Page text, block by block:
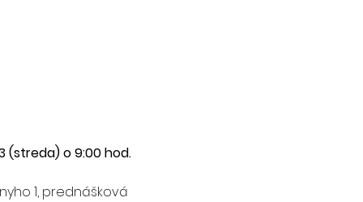
(streda) o 9:00 hod.
1, prednášková